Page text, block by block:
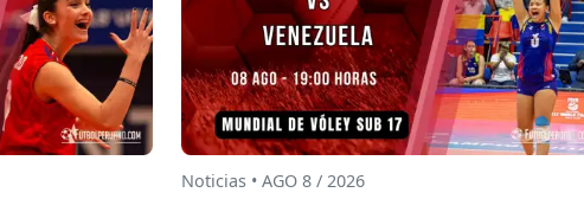
Noticias • AGO 8 / 2026